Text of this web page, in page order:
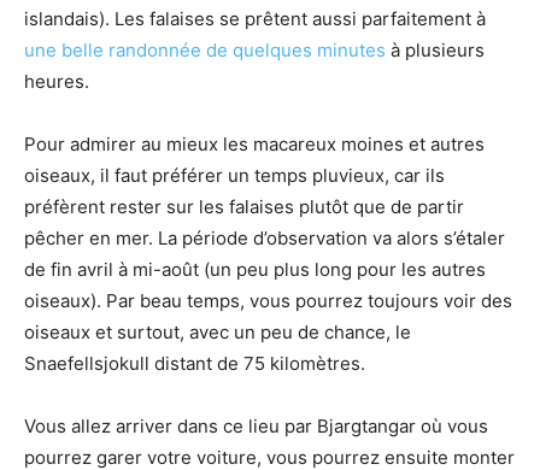
islandais). Les falaises se prêtent aussi parfaitement à
une belle randonnée de quelques minutes à plusieurs
heures.
Pour admirer au mieux les macareux moines et autres
oiseaux, il faut préférer un temps pluvieux, car ils
préfèrent rester sur les falaises plutôt que de partir
pêcher en mer. La période d’observation va alors s’étaler
de fin avril à mi-août (un peu plus long pour les autres
oiseaux). Par beau temps, vous pourrez toujours voir des
oiseaux et surtout, avec un peu de chance, le
Snaefellsjokull distant de 75 kilomètres.
Vous allez arriver dans ce lieu par Bjargtangar où vous
pourrez garer votre voiture, vous pourrez ensuite monter